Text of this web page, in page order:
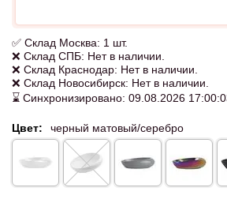
✅ Склад Москва: 1 шт.
❌ Склад СПБ: Нет в наличии.
❌ Склад Краснодар: Нет в наличии.
❌ Склад Новосибирск: Нет в наличии.
⌛ Синхронизировано: 09.08.2026
Цвет: черный матовый/серебро